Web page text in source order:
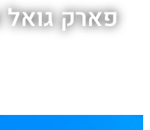
פארק גואל